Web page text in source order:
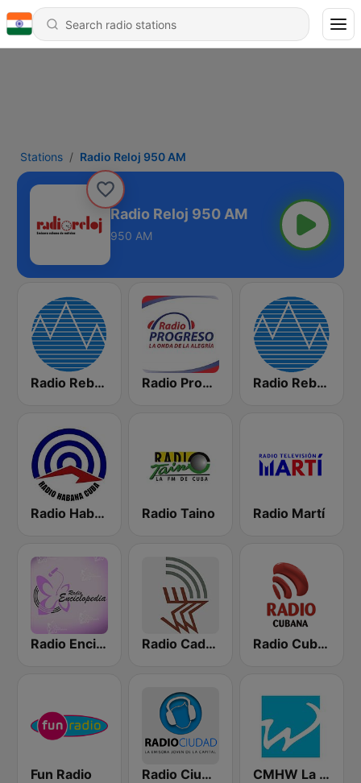
Stations Radio Reloj 950 AM
Radio Reloj 950 AM
950 AM
Radio Rebelde FM Radio Progreso 90.3 FM Radio Rebelde AM
Radio Habana Cuba Radio Taino Radio Martí
Radio Enciclopedia Radio Cadena Agramonte Radio Cubana
Fun Radio Radio Ciudad Habana CMHW La Reina Radial del Centro